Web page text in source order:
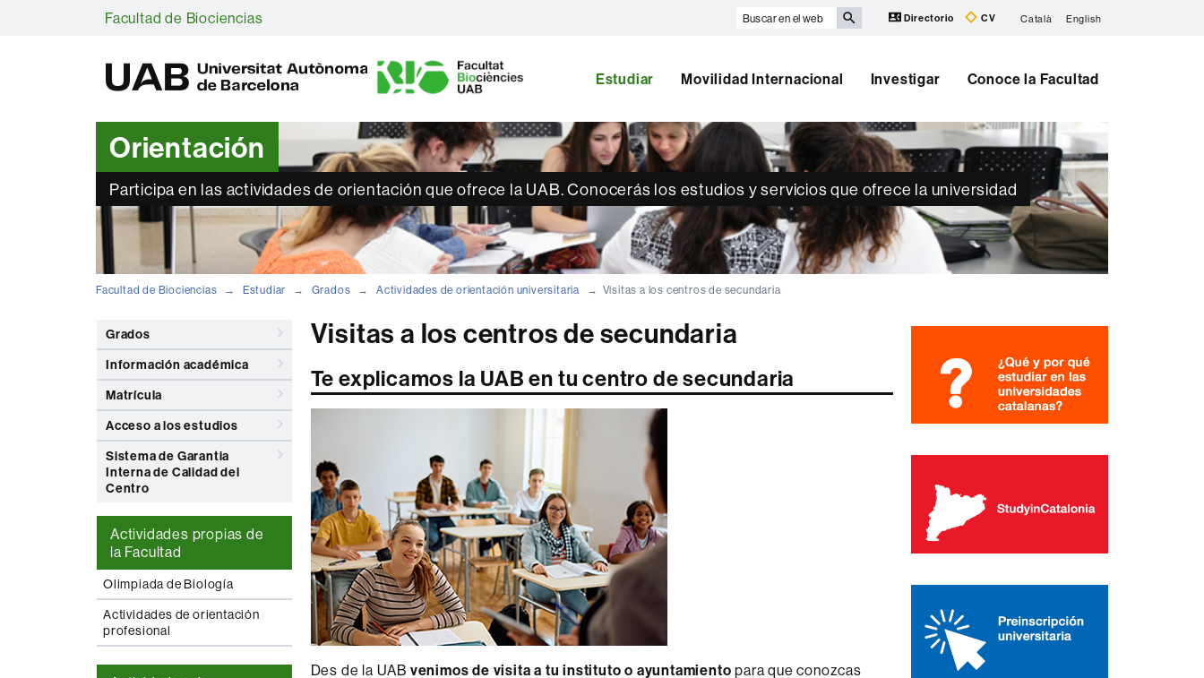
Facultad de Biociencias
Buscar
web
Directorio CV Català English
A
B
Estudiar Movilidad Internacional Investigar Conoce la Facultad
Orientación
Participa en las actividades de orientación que ofrece la UAB. Conocerás los estudios y servicios que ofrece la universidad
Facultad de Biociencias Estudiar Grados Actividades de orientación universitaria Visitas a los centros de secundaria
Grados
Información académica
Matrícula
Acceso a los estudios
Sistema de Garantia
Interna de Calidad del
Centro
Actividades propias de
la Facultad
Olimpiada de Biología
Actividades de orientación
profesional
Visitas a los centros de secundaria
Te explicamos la UAB en tu centro de secundaria
Des de la UAB venimos de visita a tu instituto o ayuntamiento para que conozcas
Información
complementaria